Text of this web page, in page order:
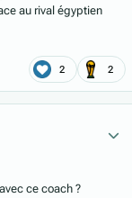
au rival égyptien
2 2
ce coach ?